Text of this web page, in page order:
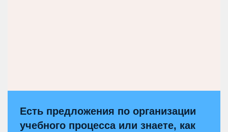
Есть предложения по организации
учебного процесса или знаете, как